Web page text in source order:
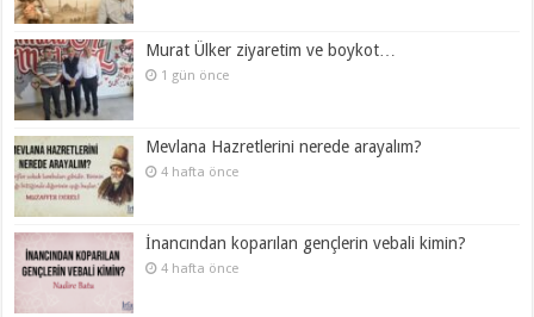
Murat Ülker ziyaretim ve boykot…
1 gün önce
Mevlana Hazretlerini nerede arayalım?
4 hafta önce
İnancından koparılan gençlerin vebali kimin?
4 hafta önce